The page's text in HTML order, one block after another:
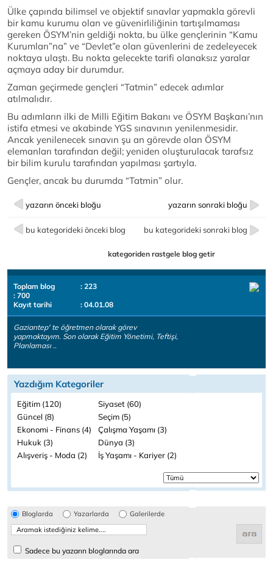
Ülke çapında bilimsel ve objektif sınavlar yapmakla görevli
bir kamu kurumu olan ve güvenirliliğinin tartışılmaması
gereken ÖSYM’nin geldiği nokta, bu ülke gençlerinin “Kamu
Kurumları”na” ve “Devlet”e olan güvenlerini de zedeleyecek
noktaya ulaştı. Bu nokta gelecekte tarifi olanaksız yaralar
açmaya aday bir durumdur.
Zaman geçirmede gençleri “Tatmin” edecek adımlar
atılmalıdır.
Bu adımların ilki de Milli Eğitim Bakanı ve ÖSYM Başkanı’nın
istifa etmesi ve akabinde YGS sınavının yenilenmesidir.
Ancak yenilenecek sınavın şu an görevde olan ÖSYM
elemanları tarafından değil; yeniden oluşturulacak tarafsız
bir bilim kurulu tarafından yapılması şartıyla.
Gençler, ancak bu durumda “Tatmin” olur.
yazarın önceki bloğu yazarın sonraki bloğu
bu kategorideki önceki blog bu kategorideki sonraki blog
kategoriden rastgele blog getir
Toplam blog
: 223
: 700
Kayıt tarihi
: 04.01.08
Gaziantep' te öğretmen olarak görev
yapmaktayım. Son olarak Eğitim Yönetimi, Teftişi,
Planlaması ..
Yazdığım Kategoriler
Eğitim (120)
Siyaset (60)
Güncel (8)
Seçim (5)
Ekonomi - Finans (4)
Çalışma Yaşamı (3)
Hukuk (3)
Dünya (3)
Alışveriş - Moda (2)
İş Yaşamı - Kariyer (2)
Bloglarda Yazarlarda Galerilerde
Sadece bu yazarın bloglarında ara